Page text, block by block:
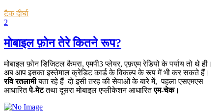
टैक दीर्घा
2
मोबाइल फ़ोन तेरे कितने रूप?
मोबाइल फ़ोन डिजिटल कैमरा, एमपी3 प्लेयर, एफ़एम रेडियो के पर्याय तो थे ही।
अब आप इसका इस्तेमाल क्रेडिट कार्ड के विकल्प के रूप में भी कर सकते हैं।
रवि रतलामीबता रहे हैं दो इसी तरह की सेवाओं के बारे में, पहला एसएमएस
आधारितपे-मेटतथा दूसरा मोबाइल एप्लीकेशन आधारितएम-चेक।